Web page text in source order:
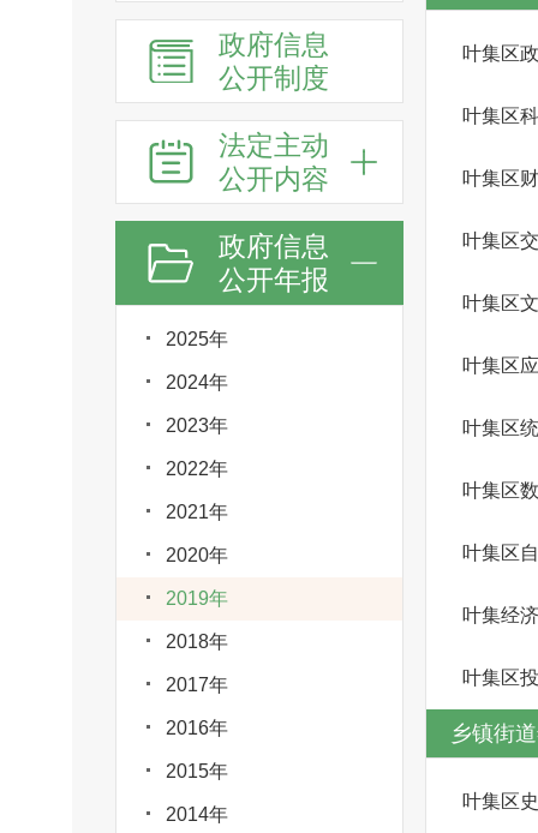
政府信息
公开制度
法定主动
公开内容
政府信息
公开年报
2025年
2024年
2023年
2022年
2021年
2020年
2019年
2018年
2017年
2016年
2015年
2014年
叶集区
叶集区
叶集区
叶集区
叶集区
叶集区
叶集区
叶集区
叶集经
叶集区
乡镇街
叶集区